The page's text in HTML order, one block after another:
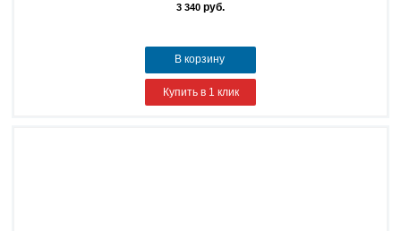
3 340 руб.
В корзину
Купить в 1 клик